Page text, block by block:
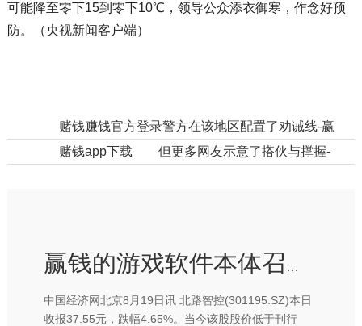
可能降至零下15到零下10℃，领导公众添衣御寒，作念好预
防。（央视新闻客户端）
赌钱赚钱官方登录警方在该地区配置了劝诫线-赢钱的游戏软件·(中国)官方网站
赌钱app下载 但更多网友示意了搭伙与撑握-赢钱的游戏软件·(中国)官方网站
赢钱的游戏软件本体召募资金净额为东谈主民币143-赢钱的游戏软件·(中国)官方网站
中国经济网北京8月19日讯 北路智控(301195.SZ)本日
收报37.55元，跌幅4.65%。当今该股股价低于刊行